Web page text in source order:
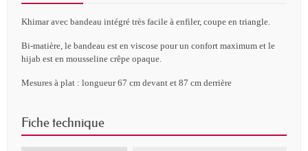
Khimar avec bandeau intégré très facile à enfiler, coupe en triangle.
Bi-matière, le bandeau est en viscose pour un confort maximum et le
hijab est en mousseline crêpe opaque.
Mesures à plat : longueur 67 cm devant et 87 cm derrière
Fiche technique